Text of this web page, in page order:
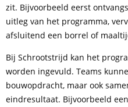
zit. Bijvoorbeeld eerst
uitleg van het programma,
afsluitend een borrel of
Bij Schrootstrijd kan het
worden ingevuld. Teams
bouwopdracht, maar ook
eindresultaat. Bijvoorbeeld